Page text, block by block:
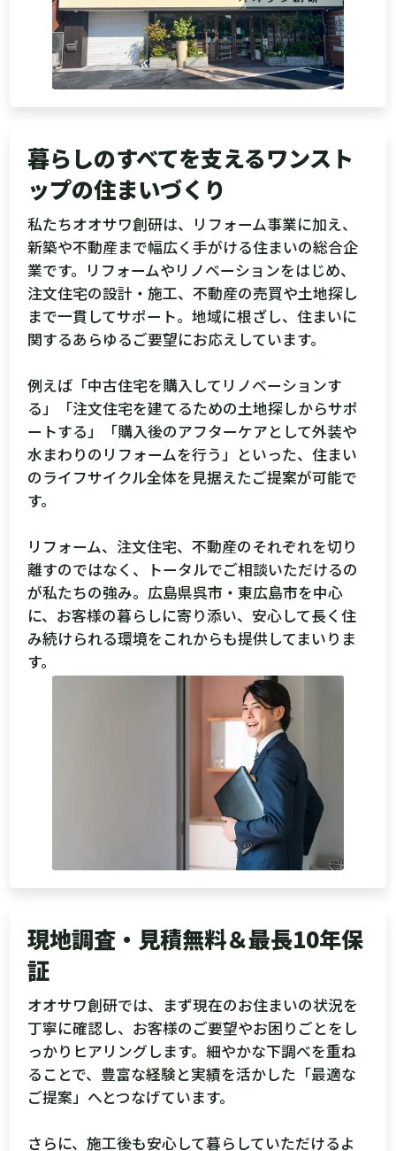
暮らしのすべてを支えるワンスト
ップの住まいづくり
私たちオオサワ創研は、リフォーム事業に加え、
新築や不動産まで幅広く手がける住まいの総合企
業です。リフォームやリノベーションをはじめ、
注文住宅の設計・施工、不動産の売買や土地探し
まで一貫してサポート。地域に根ざし、住まいに
関するあらゆるご要望にお応えしています。
例えば「中古住宅を購入してリノベーションす
る」「注文住宅を建てるための土地探しからサポ
ートする」「購入後のアフターケアとして外装や
水まわりのリフォームを行う」といった、住まい
のライフサイクル全体を見据えたご提案が可能で
す。
リフォーム、注文住宅、不動産のそれぞれを切り
離すのではなく、トータルでご相談いただけるの
が私たちの強み。広島県呉市・東広島市を中心
に、お客様の暮らしに寄り添い、安心して長く住
み続けられる環境をこれからも提供してまいりま
す。
現地調査・見積無料＆最長10年保
証
オオサワ創研では、まず現在のお住まいの状況を
丁寧に確認し、お客様のご要望やお困りごとをし
っかりヒアリングします。細やかな下調べを重ね
ることで、豊富な経験と実績を活かした「最適な
ご提案」へとつなげています。
さらに、施工後も安心して暮らしていただけるよ